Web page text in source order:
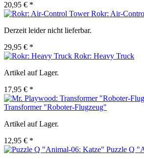
20,95 € *
Rokr: Air-
Derzeit leider nicht lieferbar.
29,95 € *
Rokr: Heavy Truck
Artikel auf Lager.
17,95 € *
Transformer "Roboter-Flugzeug"
Artikel auf Lager.
12,95 € *
Puzzle Q